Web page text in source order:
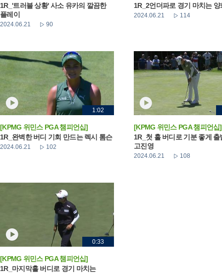
1R_'트러블 상황' 사소 유카의 깔끔한
플레이
2024.06.21 90
1R_2언더파로 경기 마치는 양
2024.06.21 114
1:02
[KPMG 위민스 PGA 챔피언십]
1R_완벽한 버디 기회 만드는 렉시 톰슨
2024.06.21 102
[KPMG 위민스 PGA 챔피언십]
1R_첫 홀 버디로 기분 좋게 출
고진영
2024.06.21 108
0:33
[KPMG 위민스 PGA 챔피언십]
1R_마지막홀 버디로 경기 마치는